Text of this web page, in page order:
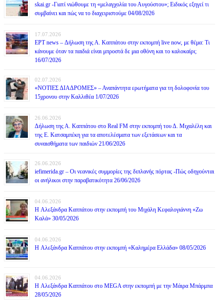
skai.gr -Γιατί νιώθουμε τη «μελαγχολία του Αυγούστου»; Ειδικός εξηγεί τι
συμβαίνει και πώς να το διαχειριστούμε 04/08/2026
17.07.2026
ΕΡΤ news – Δήλωση της Α. Καππάτου στην εκπομπή live now, με θέμα: Τι
κάνουμε όταν τα παιδιά είναι μπροστά δε μια οθόνη και το καλοκαίρι;
16/07/2026
02.07.2026
«ΝΟΤΙΕΣ ΔΙΑΔΡΟΜΕΣ» – Αναπάντητα ερωτήματα για τη δολοφονία του
15χρονου στην Καλλιθέα 1/07/2026
26.06.2026
Δήλωση της Α. Καππάτου στο Real FM στην εκπομπή του Δ. Μιχαλέλη και
της Ε. Κατσαμπέκη για τα αποτελέσματα των εξετάσεων και τα
συναισθήματα των παιδιών 21/06/2026
26.06.2026
iefimerida.gr – Οι νεανικές συμμορίες της διπλανής πόρτας -Πώς οδηγούνται
οι ανήλικοι στην παραβατικότητα 26/06/2026
04.06.2026
H Αλεξάνδρα Καππάτου στην εκπομπή του Μιχάλη Κεφαλογιάννη «Ζω
Καλά» 30/05/2026
04.06.2026
H Αλεξάνδρα Καππάτου στην εκπομπή «Καλημέρα Ελλάδα» 08/05/2026
04.06.2026
H Αλεξάνδρα Καππάτου στο MEGA στην εκπομπή με την Μάιρα Mπάρμπα
28/05/2026